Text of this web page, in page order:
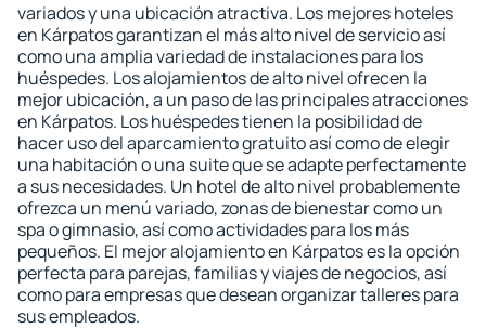
variados y una ubicación atractiva. Los mejores hoteles
en Kárpatos garantizan el más alto nivel de servicio así
como una amplia variedad de instalaciones para los
huéspedes. Los alojamientos de alto nivel ofrecen la
mejor ubicación, a un paso de las principales atracciones
en Kárpatos. Los huéspedes tienen la posibilidad de
hacer uso del aparcamiento gratuito así como de elegir
una habitación o una suite que se adapte perfectamente
a sus necesidades. Un hotel de alto nivel probablemente
ofrezca un menú variado, zonas de bienestar como un
spa o gimnasio, así como actividades para los más
pequeños. El mejor alojamiento en Kárpatos es la opción
perfecta para parejas, familias y viajes de negocios, así
como para empresas que desean organizar talleres para
sus empleados.